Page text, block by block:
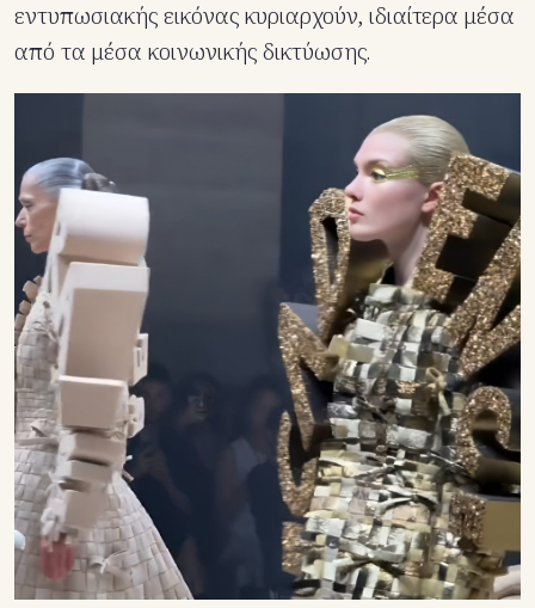
εντυπωσιακής εικόνας κυριαρχούν, ιδιαίτερα μέσα
από τα μέσα κοινωνικής δικτύωσης.